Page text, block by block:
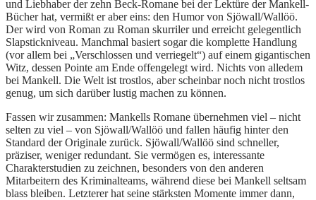
und Liebhaber der zehn Beck-Romane bei der Lektüre der Mankell-
Bücher hat, vermißt er aber eins: den Humor von Sjöwall/Wallöö.
Der wird von Roman zu Roman skurriler und erreicht gelegentlich
Slapstickniveau. Manchmal basiert sogar die komplette Handlung
(vor allem bei „Verschlossen und verriegelt“) auf einem gigantischen
Witz, dessen Pointe am Ende offengelegt wird. Nichts von alledem
bei Mankell. Die Welt ist trostlos, aber scheinbar noch nicht trostlos
genug, um sich darüber lustig machen zu können.
Fassen wir zusammen: Mankells Romane übernehmen viel – nicht
selten zu viel – von Sjöwall/Wallöö und fallen häufig hinter den
Standard der Originale zurück. Sjöwall/Wallöö sind schneller,
präziser, weniger redundant. Sie vermögen es, interessante
Charakterstudien zu zeichnen, besonders von den anderen
Mitarbeitern des Kriminalteams, während diese bei Mankell seltsam
blass bleiben. Letzterer hat seine stärksten Momente immer dann,